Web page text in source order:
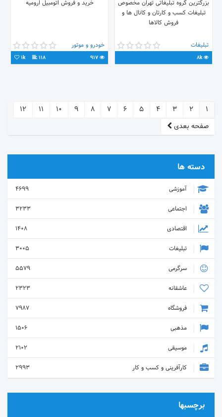
بزرگترین گروه تبلیغاتی تهران مخصوص
تبلیغات کسب و کارتان و کانال ها و
فروش کالاها
تبلیغات
8k
خرید و فروش اتومبیل ارومیه
خودرو و موتور
118
1k
1
2
3
4
5
6
7
8
9
10
11
12
صفحه بعدی
دسته ها
آموزشی
4699
اجتماعی
3233
اقتصادی
1408
تبلیغات
3005
سرگرمی
5579
عاشقانه
2323
فروشگاه
7987
مذهبی
1506
موسیقی
2102
کارآفرینی و کسب و کار
2993
برچسبها